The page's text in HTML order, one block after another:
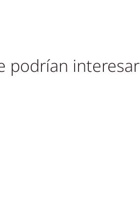
podrían interesar